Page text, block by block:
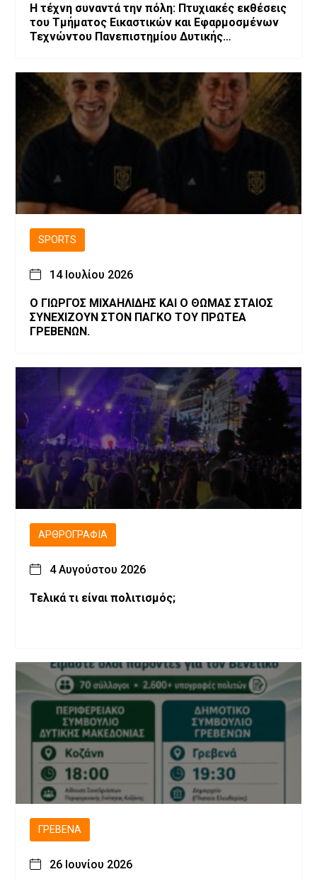
Η τέχνη συναντά την πόλη: Πτυχιακές εκθέσεις
του Τμήματος Εικαστικών και Εφαρμοσμένων
Τεχνώντου Πανεπιστημίου Δυτικής
SPORTS
14 Ιουλίου 2026
Ο ΓΙΩΡΓΟΣ ΜΙΧΑΗΛΙΔΗΣ ΚΑΙ Ο ΘΩΜΑΣ ΣΤΑΙΟΣ
ΣΥΝΕΧΙΖΟΥΝ ΣΤΟΝ ΠΑΓΚΟ ΤΟΥ ΠΡΩΤΕΑ
ΓΡΕΒΕΝΩΝ.
ΑΡΘΡΟΓΡΑΦΊΑ
4 Αυγούστου 2026
Τελικά τι είναι πολιτισμός;
ΓΡΕΒΕΝΆ
26 Ιουνίου 2026